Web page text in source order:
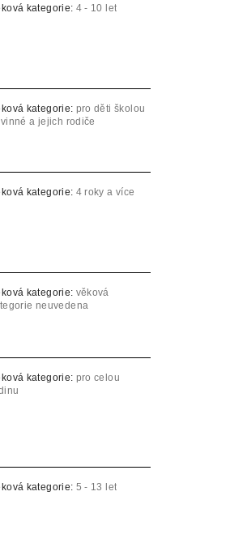
kategorie: 4 - 10 let
kategorie: pro děti školou
a jejich rodiče
kategorie: 4 roky a více
kategorie: věková
neuvedena
kategorie: pro celou
kategorie: 5 - 13 let